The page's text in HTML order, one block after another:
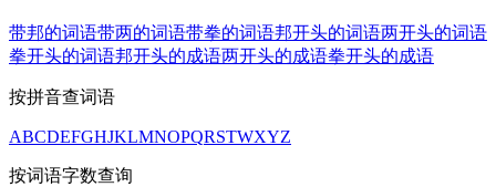
带邦的词语带两的词语带拳的词语邦开头的词语两开头的词语
拳开头的词语邦开头的成语两开头的成语拳开头的成语
按拼音查词语
ABCDEFGHJKLMNOPQRSTWXYZ
按词语字数查询